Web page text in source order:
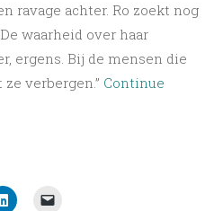
ravage achter. Ro zoekt nog
waarheid over haar
ergens. Bij de mensen die
verbergen.” Continue